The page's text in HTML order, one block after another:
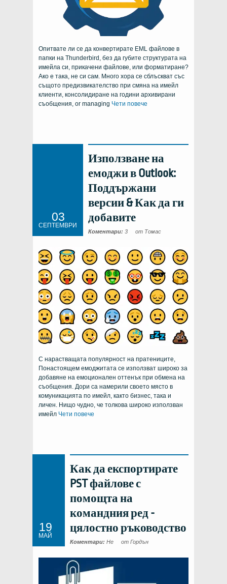
Опитвате ли се да конвертирате EML файлове в
папки на Thunderbird, без да губите структурата на
имейла си, прикачени файлове, или форматиране?
Ако е така, не си сам. Много хора се сблъскват със
същото предизвикателство при смяна на имейл
клиенти, консолидиране на години архивирани
съобщения, or managing Чети повече
03
СЕПТЕМВРИ
Използване на
емоджи в Outlook:
Поддържани
версии & Как да ги
добавите
Коментари: 3 от Томас
С нарастващата популярност на пратениците,
Понастоящем емоджитата се използват широко за
добавяне на емоционален оттенък при обмена на
съобщения. Дори са намерили своето място в
комуникацията по имейл, както бизнес, така и
личен. Нищо чудно, че толкова широко използван
имейл Чети повече
19
МАЙ
Как да експортирате
PST файлове с
помощта на
командния ред -
цялостно ръководство
Коментари: Не от Гордън